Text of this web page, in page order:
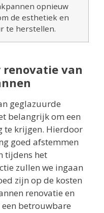
opnieuw
de esthetiek en
te herstellen.
renovatie van
geglazuurde
belangrijk om een
te krijgen. Hierdoor
goed afstemmen
tijdens het
zullen we ingaan
zijn op de kosten
renovatie en
een betrouwbare